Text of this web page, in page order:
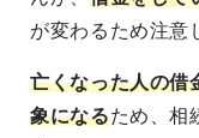
が変わるため注意
亡くなった人の借
象になるため、相